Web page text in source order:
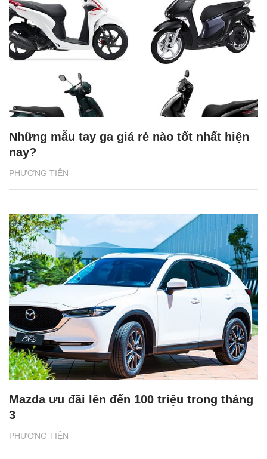
PHƯƠNG TIỆN
Những mẫu tay ga giá rẻ nào tốt nhất hiện
nay?
PHƯƠNG TIỆN
Mazda ưu đãi lên đến 100 triệu trong tháng
3